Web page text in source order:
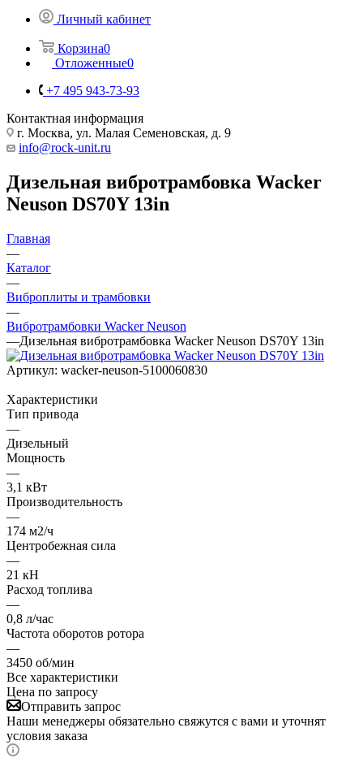
Личный кабинет
Корзина0
Отложенные0
+7 495 943-73-93
Контактная информация
г. Москва, ул. Малая Семеновская, д. 9
info@rock-unit.ru
Дизельная вибротрамбовка Wacker
Neuson DS70Y 13in
Главная
—
Каталог
—
Виброплиты и трамбовки
—
Вибротрамбовки Wacker Neuson
—Дизельная вибротрамбовка Wacker Neuson DS70Y 13in
Артикул: wacker-neuson-5100060830
Характеристики
Тип привода
—
Дизельный
Мощность
—
3,1 кВт
Производительность
—
174 м2/ч
Центробежная сила
—
21 кН
Расход топлива
—
0,8 л/час
Частота оборотов ротора
—
3450 об/мин
Все характеристики
Цена по запросу
Отправить запрос
Наши менеджеры обязательно свяжутся с вами и уточнят
условия заказа